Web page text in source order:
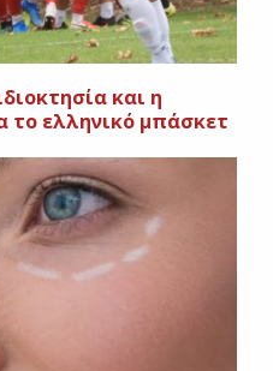
και η
το ελληνικό μπάσκετ